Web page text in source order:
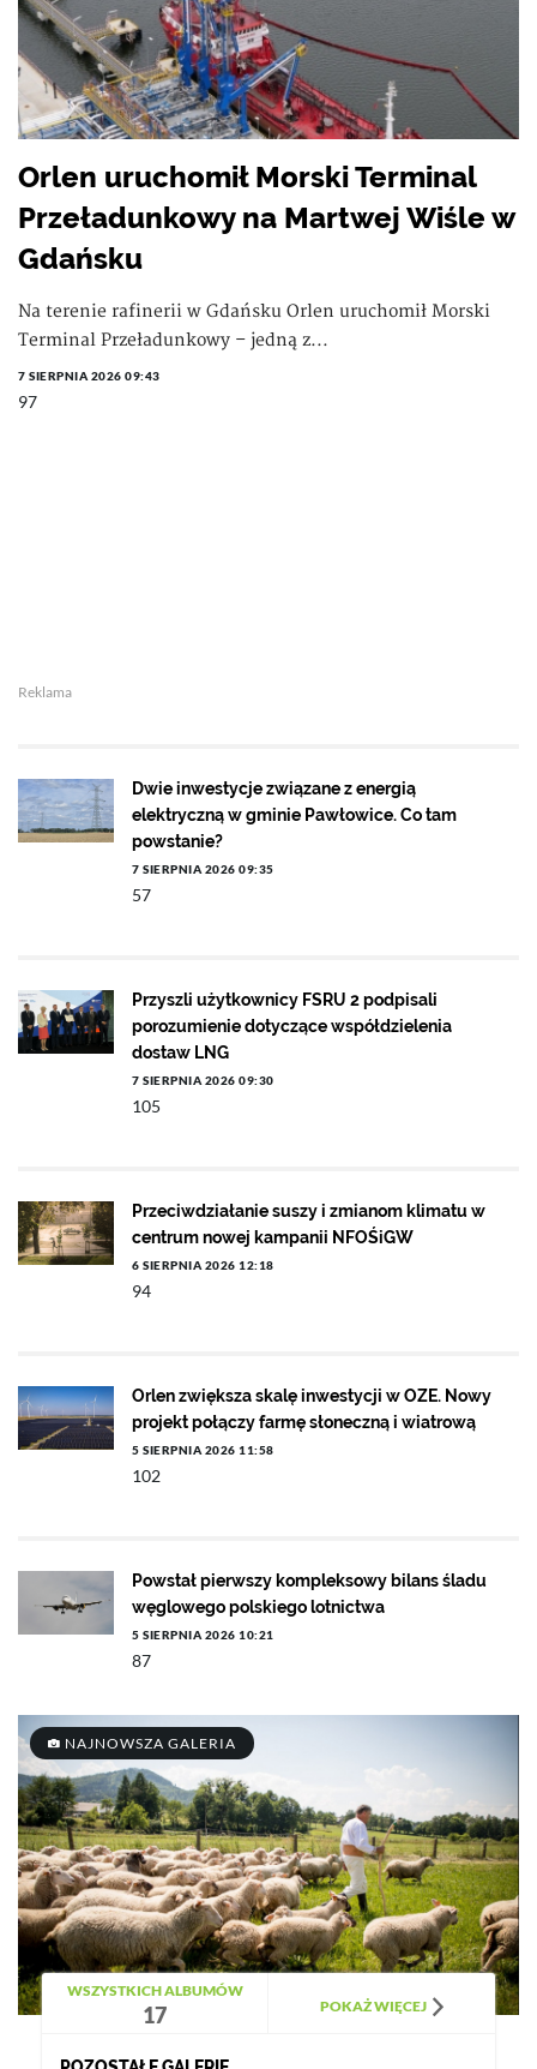
Orlen uruchomił Morski Terminal
Przeładunkowy na Martwej Wiśle w
Gdańsku
Na terenie rafinerii w Gdańsku Orlen uruchomił Morski
Terminal Przeładunkowy – jedną z...
7 SIERPNIA 2026 09:43
97
Reklama
Dwie inwestycje związane z energią
elektryczną w gminie Pawłowice. Co tam
powstanie?
7 SIERPNIA 2026 09:35
57
Przyszli użytkownicy FSRU 2 podpisali
porozumienie dotyczące współdzielenia
dostaw LNG
7 SIERPNIA 2026 09:30
105
Przeciwdziałanie suszy i zmianom klimatu w
centrum nowej kampanii NFOŚiGW
6 SIERPNIA 2026 12:18
94
Orlen zwiększa skalę inwestycji w OZE. Nowy
projekt połączy farmę słoneczną i wiatrową
5 SIERPNIA 2026 11:58
102
Powstał pierwszy kompleksowy bilans śladu
węglowego polskiego lotnictwa
5 SIERPNIA 2026 10:21
87
NAJNOWSZA GALERIA
WSZYSTKICH ALBUMÓW
17 POKAŻ WIĘCEJ